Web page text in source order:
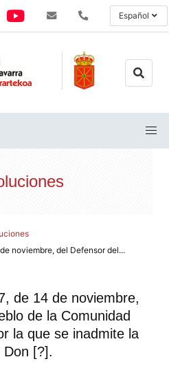
Español
noviembre, del Defensor del...
de 14 de noviembre,
de la Comunidad
la que se inadmite la
[?].